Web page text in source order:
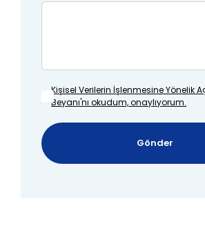
Kişisel Verilerin İşlenmesineYönelik
Beyanı'nı okudum, onaylıyorum.
Gönder